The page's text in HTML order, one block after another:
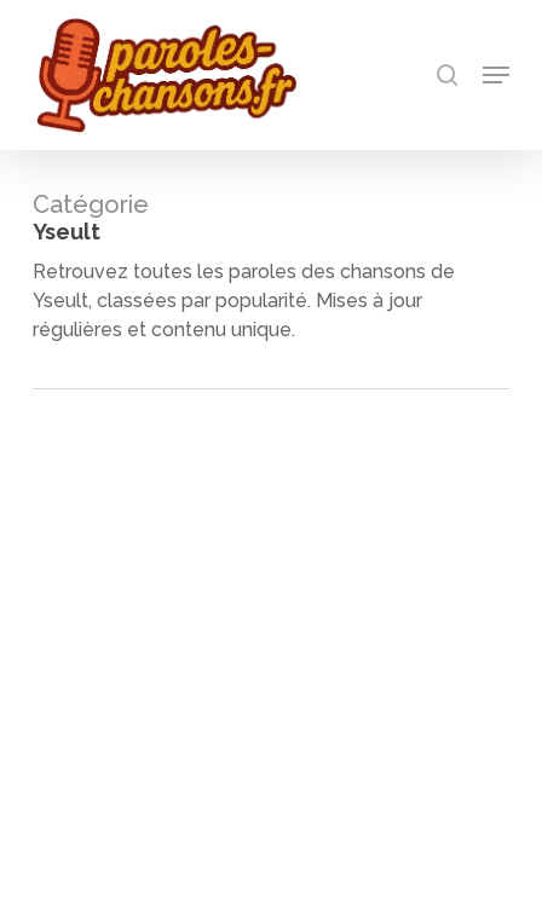
main
content
Menu
Catégorie
Yseult
Retrouvez toutes les paroles des chansons de
Yseult, classées par popularité. Mises à jour
régulières et contenu unique.
Close